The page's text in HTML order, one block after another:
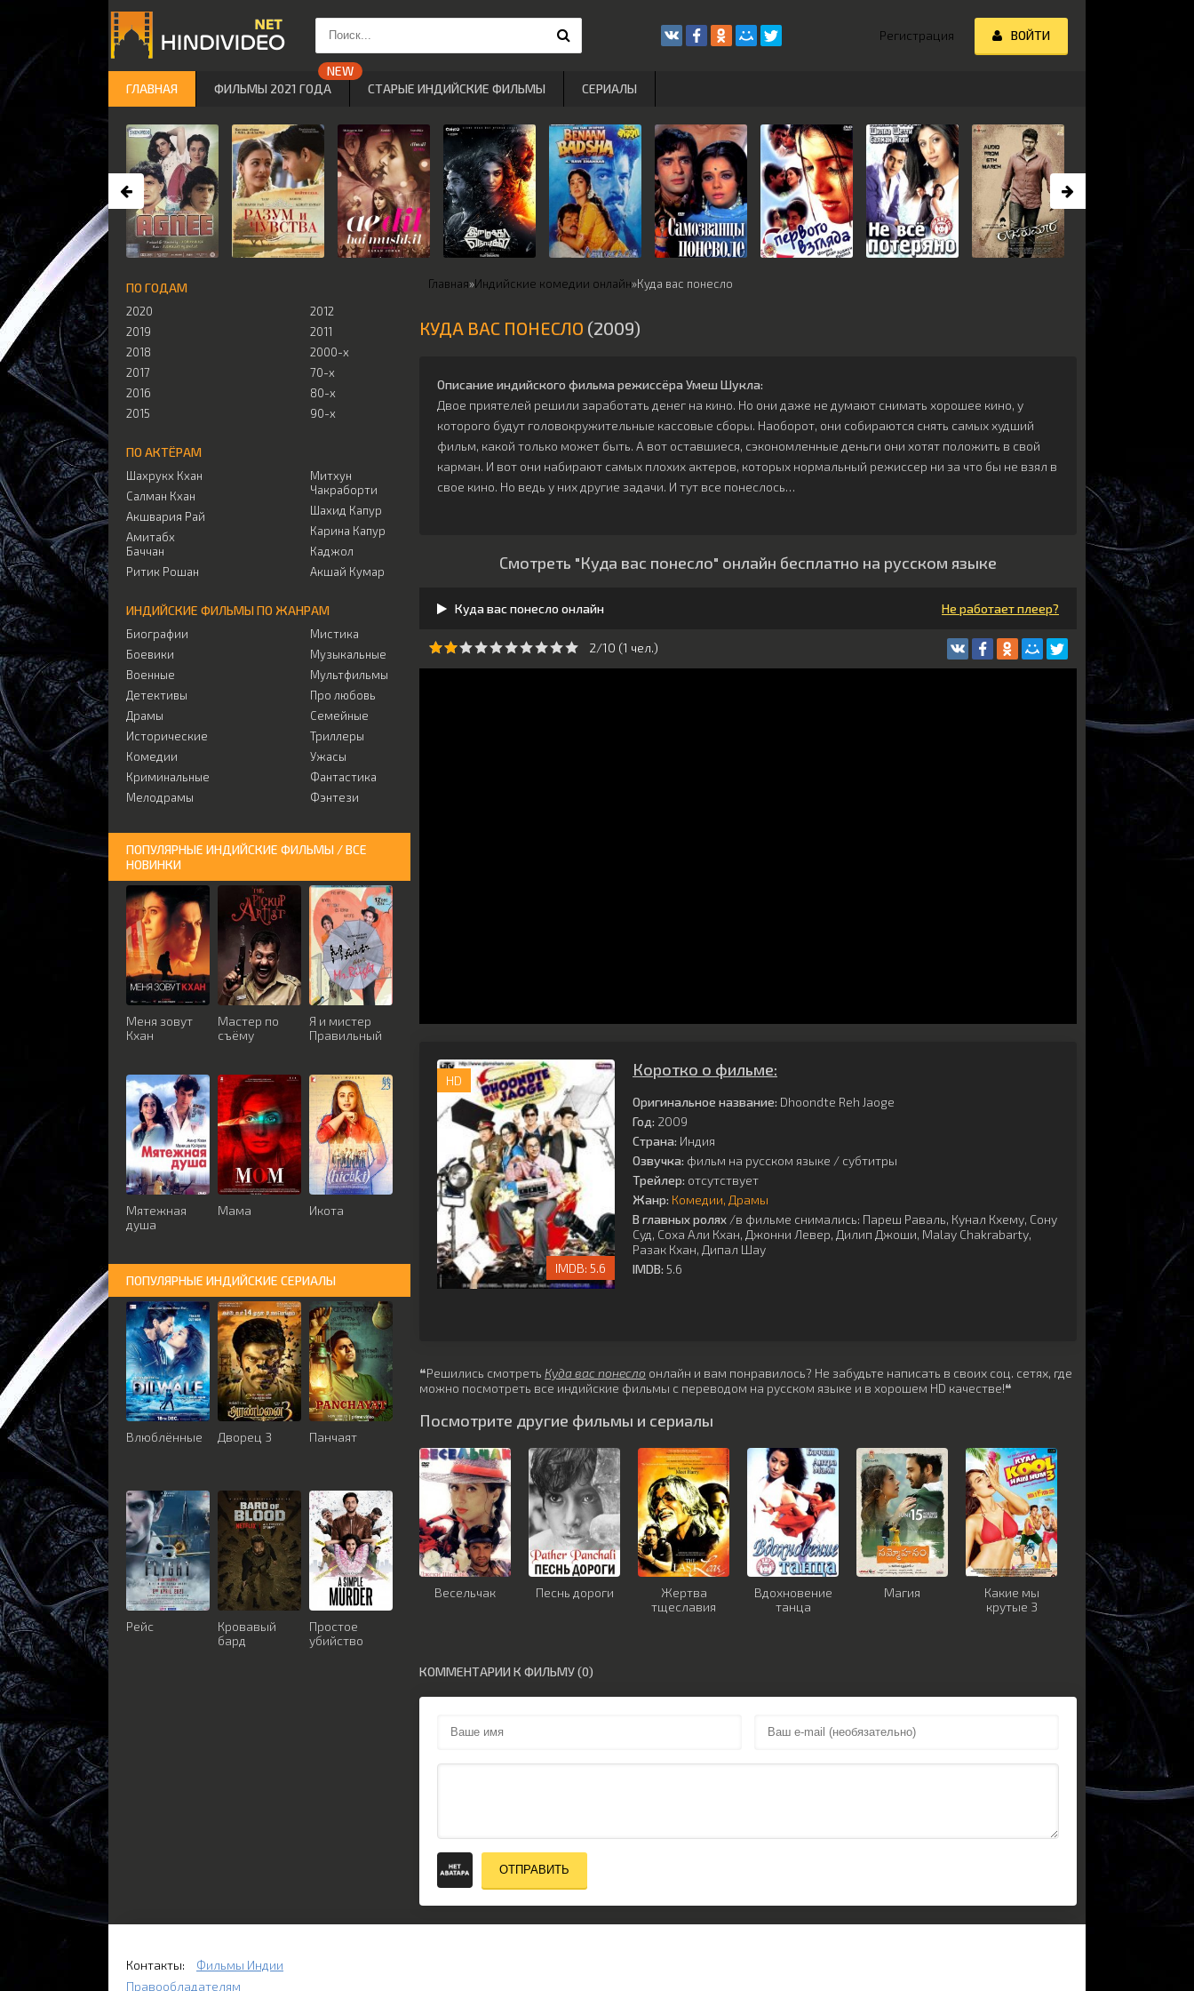
Главная»Индийские комедии онлайн»Куда вас понесло
КУДА ВАС ПОНЕСЛО (2009)
Описание индийского фильма режиссёра Умеш Шукла:
Двое приятелей решили заработать денег на кино. Но они даже не думают снимать хорошее кино, у
которого будут головокружительные кассовые сборы. Наоборот, они собираются снять самых худший
фильм, какой только может быть. А вот оставшиеся, сэкономленные деньги они хотят положить в свой
карман. И вот они набирают самых плохих актеров, которых нормальный режиссер ни за что бы не взял в
свое кино. Но ведь у них другие задачи. И тут все понеслось…
Смотреть "Куда вас понесло" онлайн бесплатно на русском языке
Куда вас понесло онлайн Не работает плеер?
2/10 (1 чeл.)
HD
5.6
Коротко о фильме:
Оригинальное название: Dhoondte Reh Jaoge
Год: 2009
Страна: Индия
Озвучка: фильм на русском языке / субтитры
Трейлер: отсутствует
Жанр: Комедии Драмы
В главных ролях /в фильме снимались: Пареш Раваль, Кунал Кхему, Сону
Суд, Соха Али Кхан, Джонни Левер, Дилип Джоши, Malay Chakrabarty,
Разак Кхан, Дипал Шау
IMDB: 5.6
❝Решились смотреть Куда вас понесло онлайн и вам понравилось? Не забудьте написать в своих соц. сетях, где
можно посмотреть все индийские фильмы с переводом на русском языке и в хорошем HD качестве!❝
Посмотрите другие фильмы и сериалы
Весельчак Песнь дороги
Жертва
тщеславия
Вдохновение
танца
Магия
Какие мы
крутые 3
КОММЕНТАРИИ К ФИЛЬМУ (0)
ОТПРАВИТЬ
ПО ГОДАМ
2020
2019
2018
2017
2016
2015
2012
2011
2000-х
70-х
80-х
90-х
ПО АКТЁРАМ
Шахрукх Кхан
Салман Кхан
Акшвария Рай
Амитабх
Баччан
Ритик Рошан
Митхун
Чакраборти
Шахид Капур
Карина Капур
Каджол
Акшай Кумар
ИНДИЙСКИЕ ФИЛЬМЫ ПО ЖАНРАМ
Биографии
Боевики
Военные
Детективы
Драмы
Исторические
Комедии
Криминальные
Мелодрамы
Мистика
Музыкальные
Мультфильмы
Про любовь
Семейные
Триллеры
Ужасы
Фантастика
Фэнтези
ПОПУЛЯРНЫЕ ИНДИЙСКИЕ ФИЛЬМЫ / ВСЕ
НОВИНКИ
Меня зовут
Кхан
Мастер по
съёму
Я и мистер
Правильный
Мятежная
душа
Мама Икота
ПОПУЛЯРНЫЕ ИНДИЙСКИЕ СЕРИАЛЫ
Влюблённые Дворец 3 Панчаят
Рейс
Кровавый
бард
Простое
убийство
Регистрация ВОЙТИ
ГЛАВНАЯ ФИЛЬМЫ 2021 ГОДА СТАРЫЕ ИНДИЙСКИЕ ФИЛЬМЫ СЕРИАЛЫ
Контакты:
Фильмы Индии
Правообладателям